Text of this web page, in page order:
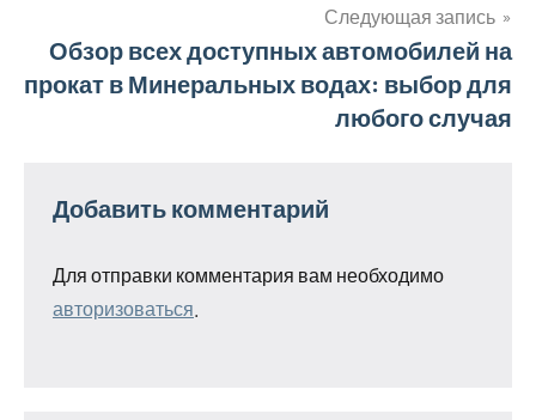
Следующая запись
Обзор всех доступных автомобилей на
прокат в Минеральных водах: выбор для
любого случая
Добавить комментарий
Для отправки комментария вам необходимо
авторизоваться